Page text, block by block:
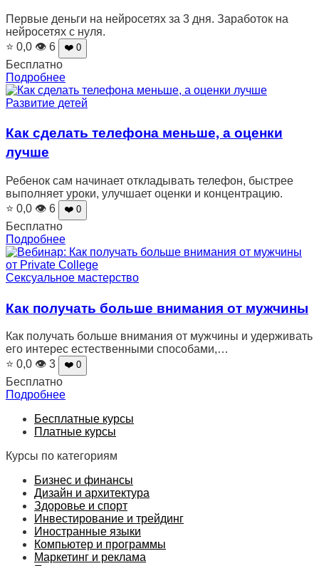
Первые деньги на нейросетях за 3 дня. Заработок на
нейросетях с нуля.
⭐ 0,0 👁 6 ❤️ 0
Бесплатно
Подробнее
Развитие детей
Как сделать телефона меньше, а оценки
лучше
Ребенок сам начинает откладывать телефон, быстрее
выполняет уроки, улучшает оценки и концентрацию.
⭐ 0,0 👁 6 ❤️ 0
Бесплатно
Подробнее
Сексуальное мастерство
Как получать больше внимания от мужчины
Как получать больше внимания от мужчины и удерживать
его интерес естественными способами,…
⭐ 0,0 👁 3 ❤️ 0
Бесплатно
Подробнее
Бесплатные курсы
Платные курсы
Курсы по категориям
Бизнес и финансы
Дизайн и архитектура
Здоровье и спорт
Инвестирование и трейдинг
Иностранные языки
Компьютер и программы
Маркетинг и реклама